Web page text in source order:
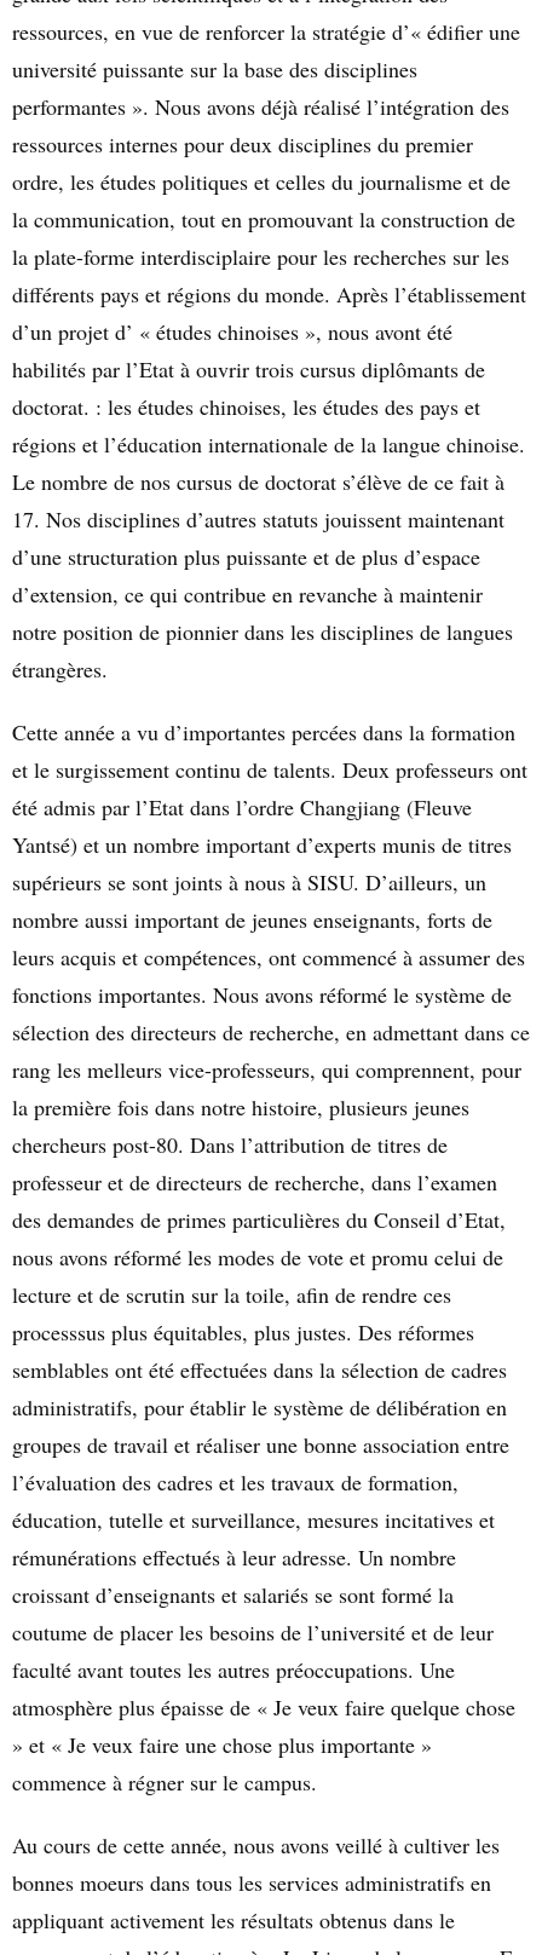
ressources, en vue de renforcer la stratégie d’« édifier une
université puissante sur la base des disciplines
performantes ». Nous avons déjà réalisé l’intégration des
ressources internes pour deux disciplines du premier
ordre, les études politiques et celles du journalisme et de
la communication, tout en promouvant la construction de
la plate-forme interdisciplaire pour les recherches sur les
différents pays et régions du monde. Après l’établissement
d’un projet d’ « études chinoises », nous avont été
habilités par l’Etat à ouvrir trois cursus diplômants de
doctorat. : les études chinoises, les études des pays et
régions et l’éducation internationale de la langue chinoise.
Le nombre de nos cursus de doctorat s’élève de ce fait à
17. Nos disciplines d’autres statuts jouissent maintenant
d’une structuration plus puissante et de plus d’espace
d’extension, ce qui contribue en revanche à maintenir
notre position de pionnier dans les disciplines de langues
étrangères.
Cette année a vu d’importantes percées dans la formation
et le surgissement continu de talents. Deux professeurs ont
été admis par l’Etat dans l’ordre Changjiang (Fleuve
Yantsé) et un nombre important d’experts munis de titres
supérieurs se sont joints à nous à SISU. D’ailleurs, un
nombre aussi important de jeunes enseignants, forts de
leurs acquis et compétences, ont commencé à assumer des
fonctions importantes. Nous avons réformé le système de
sélection des directeurs de recherche, en admettant dans ce
rang les melleurs vice-professeurs, qui comprennent, pour
la première fois dans notre histoire, plusieurs jeunes
chercheurs post-80. Dans l’attribution de titres de
professeur et de directeurs de recherche, dans l’examen
des demandes de primes particulières du Conseil d’Etat,
nous avons réformé les modes de vote et promu celui de
lecture et de scrutin sur la toile, afin de rendre ces
processsus plus équitables, plus justes. Des réformes
semblables ont été effectuées dans la sélection de cadres
administratifs, pour établir le système de délibération en
groupes de travail et réaliser une bonne association entre
l’évaluation des cadres et les travaux de formation,
éducation, tutelle et surveillance, mesures incitatives et
rémunérations effectués à leur adresse. Un nombre
croissant d’enseignants et salariés se sont formé la
coutume de placer les besoins de l’université et de leur
faculté avant toutes les autres préoccupations. Une
atmosphère plus épaisse de « Je veux faire quelque chose
» et « Je veux faire une chose plus importante »
commence à régner sur le campus.
Au cours de cette année, nous avons veillé à cultiver les
bonnes moeurs dans tous les services administratifs en
appliquant activement les résultats obtenus dans le